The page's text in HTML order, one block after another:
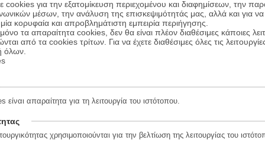
Η σεζόν
Εκδόσεις:Αντίποδες 9.90 €
cookies για την εξατομίκευση περιεχομένου και διαφημίσεων, την
μέσων, την ανάλυση της επισκεψιμότητάς μας, αλλά και για
κορυφαία και απροβλημάτιστη εμπειρία περιήγησης.
τα απαραίτητα cookies, δεν θα είναι πλέον διαθέσιμες κάποιες
από τα cookies τρίτων. Για να έχετε διαθέσιμες όλες τις
όλων.
απαραίτητα για τη λειτουργία του ιστότοπου.
χρησιμοποιούνται για την βελτίωση της λειτουργίας του